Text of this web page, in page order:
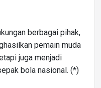
berbagai pihak,
pemain muda
juga menjadi
bola nasional. (*)